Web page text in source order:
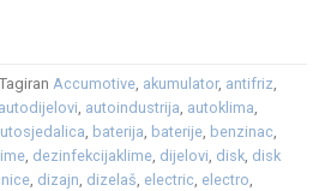
Tagiran Accumotive, akumulator, antifriz,
autodijelovi, autoindustrija, autoklima,
, baterija, baterije, benzinac,
, dezinfekcijaklime, dijelovi, disk, disk
, dizajn, dizelaš, electric, electro,